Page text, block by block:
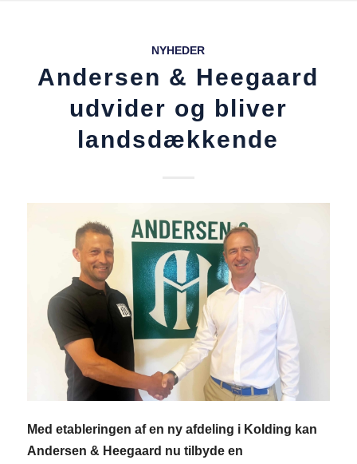
NYHEDER
Andersen & Heegaard
udvider og bliver
landsdækkende
Med etableringen af en ny afdeling i Kolding kan
Andersen & Heegaard nu tilbyde en